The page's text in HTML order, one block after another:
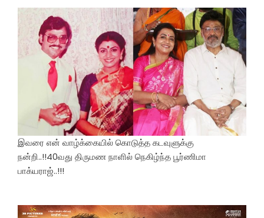
இவரை என் வாழ்க்கையில் கொடுத்த கடவுளுக்கு
நன்றி..!!40வது திருமண நாளில் நெகிழ்ந்த பூர்ணிமா
பாக்யராஜ்..!!!